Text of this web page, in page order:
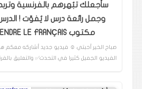
سأجعلك تبُهرهم بالفرنسية
مكتوب PDF APPRENDRE LE FRANÇAIS
صباح الخير أحبتي ☺️ فيديو جديد أشاركه معكم
الفيديو الجميل كثيرا في التحدث✅️ والتعليق